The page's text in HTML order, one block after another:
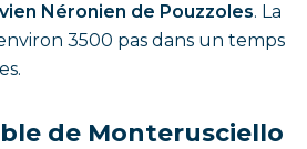
Néronien de Pouzzoles. La
3500 pas dans un temps
de Monterusciello